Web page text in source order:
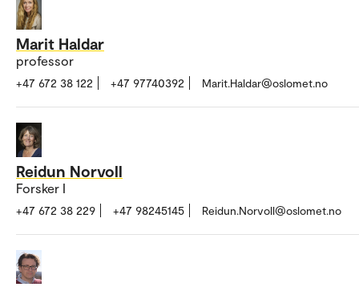
Marit Haldar
professor
+47 672 38 122 +47 97740392 Marit.Haldar@oslomet.no
Reidun Norvoll
Forsker I
+47 672 38 229 +47 98245145 Reidun.Norvoll@oslomet.no